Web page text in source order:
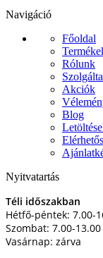
Navigáció
Főoldal
Rólunk
Akciók
Blog
Nyitvatartás
Téli időszakban
Hétfő-péntek: 7.00-
Szombat: 7.00-13.00
Vasárnap: zárva